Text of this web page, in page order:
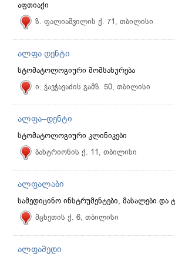
აფთიაქი
ზ. ფალიაშვილის ქ. 71, თბილისი
ალფა დენტი
სტომატოლოგიური მომსახურება
ი. ჭავჭავაძის გამზ. 50, თბილისი
ალფა–დენტი
სტომატოლოგიური კლინიკები
ბახტრიონის ქ. 11, თბილისი
ალფალაბი
სამედიცინო ინსტრუმენტები, მასალები და
მცხეთის ქ. 6, თბილისი
ალფამედი